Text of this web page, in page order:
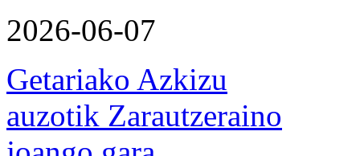
2026-06-07
Getariako Azkizu
auzotik Zarautzeraino